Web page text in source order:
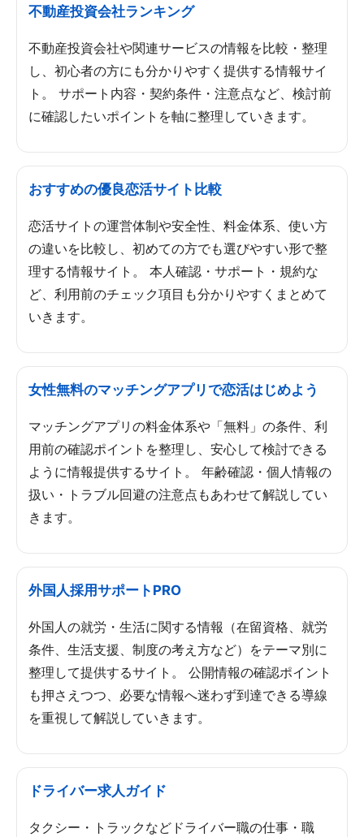
不動産投資会社ランキング
不動産投資会社や関連サービスの情報を比較・整理
し、初心者の方にも分かりやすく提供する情報サイ
ト。 サポート内容・契約条件・注意点など、検討前
に確認したいポイントを軸に整理していきます。
おすすめの優良恋活サイト比較
恋活サイトの運営体制や安全性、料金体系、使い方
の違いを比較し、初めての方でも選びやすい形で整
理する情報サイト。 本人確認・サポート・規約な
ど、利用前のチェック項目も分かりやすくまとめて
いきます。
女性無料のマッチングアプリで恋活はじめよう
マッチングアプリの料金体系や「無料」の条件、利
用前の確認ポイントを整理し、安心して検討できる
ように情報提供するサイト。 年齢確認・個人情報の
扱い・トラブル回避の注意点もあわせて解説してい
きます。
外国人採用サポートPRO
外国人の就労・生活に関する情報（在留資格、就労
条件、生活支援、制度の考え方など）をテーマ別に
整理して提供するサイト。 公開情報の確認ポイント
も押さえつつ、必要な情報へ迷わず到達できる導線
を重視して解説していきます。
ドライバー求人ガイド
タクシー・トラックなどドライバー職の仕事・職